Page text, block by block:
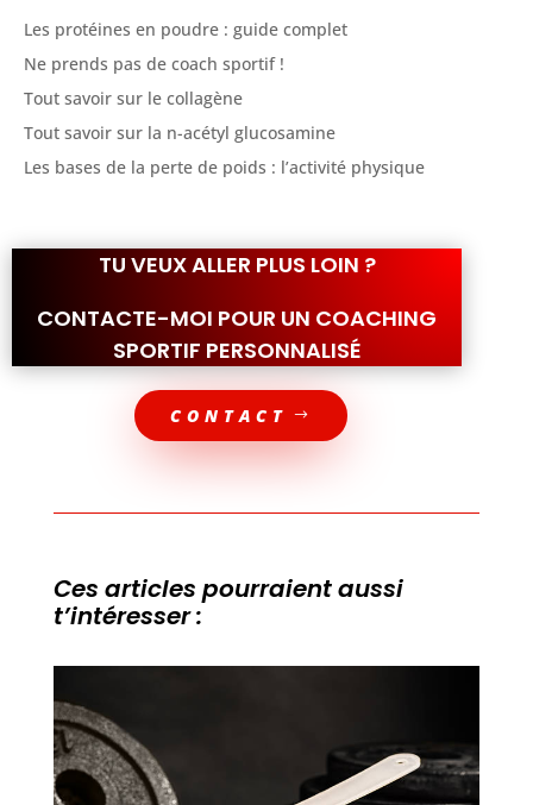
Les protéines en poudre : guide complet
Ne prends pas de coach sportif !
Tout savoir sur le collagène
Tout savoir sur la n-acétyl glucosamine
Les bases de la perte de poids : l’activité physique
TU VEUX ALLER PLUS LOIN ?
CONTACTE-MOI POUR UN COACHING
SPORTIF PERSONNALISÉ
CONTACT
Ces articles pourraient aussi
t’intéresser :